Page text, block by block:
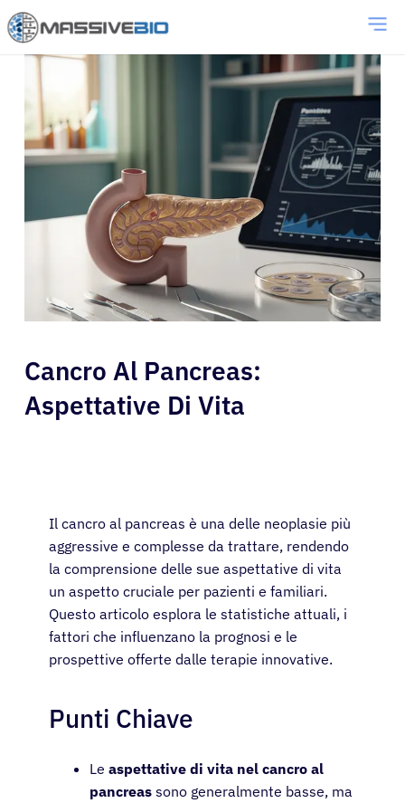
Cancro Al Pancreas:
Aspettative Di Vita
Il cancro al pancreas è una delle neoplasie più
aggressive e complesse da trattare, rendendo
la comprensione delle sue aspettative di vita
un aspetto cruciale per pazienti e familiari.
Questo articolo esplora le statistiche attuali, i
fattori che influenzano la prognosi e le
prospettive offerte dalle terapie innovative.
Punti Chiave
Le aspettative di vita nel cancro al
pancreas sono generalmente basse, ma